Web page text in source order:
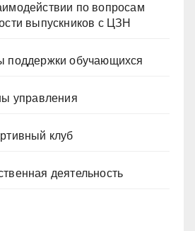
по вопросам
выпускников с ЦЗН
поддержки обучающихся
управления
клуб
деятельность